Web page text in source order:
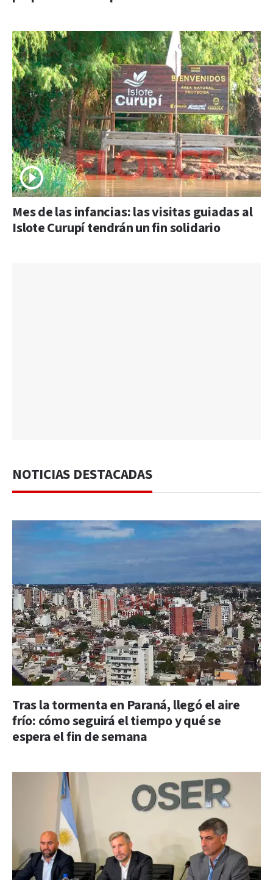
Mes de las infancias: las visitas guiadas al
Islote Curupí tendrán un fin solidario
NOTICIAS DESTACADAS
Tras la tormenta en Paraná, llegó el aire
frío: cómo seguirá el tiempo y qué se
espera el fin de semana